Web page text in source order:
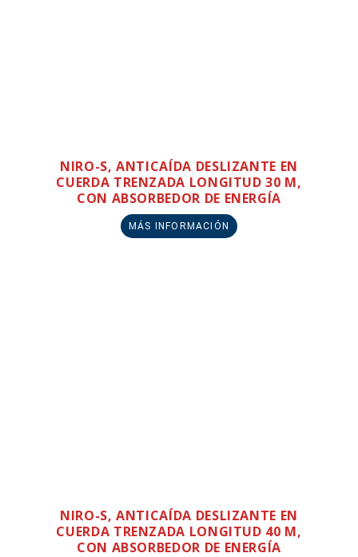
NIRO-S, ANTICAÍDA DESLIZANTE EN
CUERDA TRENZADA LONGITUD 30 M,
CON ABSORBEDOR DE ENERGÍA
MÁS INFORMACIÓN
NIRO-S, ANTICAÍDA DESLIZANTE EN
CUERDA TRENZADA LONGITUD 40 M,
CON ABSORBEDOR DE ENERGÍA